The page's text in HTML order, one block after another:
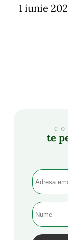
1 iunie